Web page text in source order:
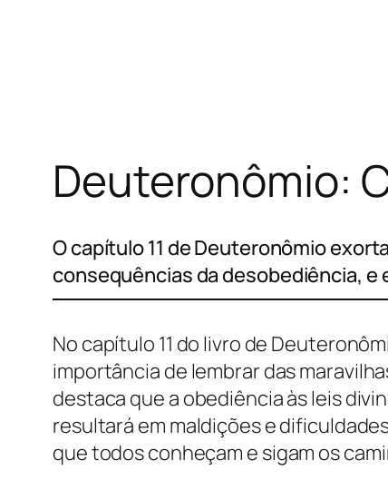
conteúdoDeuteronômio:
O capítulo 11 de Deuteronômio
consequências da desobediência,
No capítulo 11 do livro de
importância de lembrar das
destaca que a obediência às leis
resultará em maldições e
que todos conheçam e sigam os